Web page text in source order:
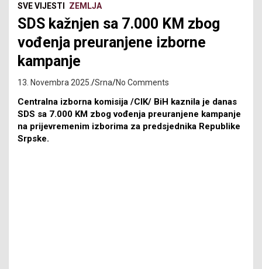
SVE VIJESTI ZEMLJA
SDS kažnjen sa 7.000 KM zbog
vođenja preuranjene izborne
kampanje
13. Novembra 2025. Srna No Comments
Centralna izborna komisija /CIK/ BiH kaznila je danas
SDS sa 7.000 KM zbog vođenja preuranjene kampanje
na prijevremenim izborima za predsjednika Republike
Srpske.